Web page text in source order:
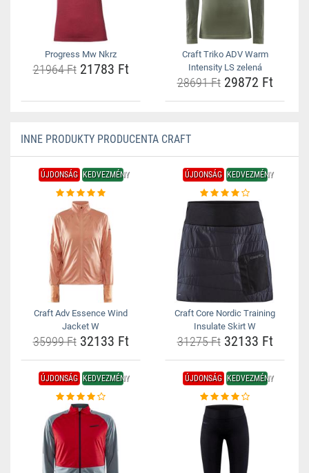
Progress Mw Nkrz
21964 Ft21783 Ft
Craft Triko ADV Warm
Intensity LS zelená
28691 Ft29872 Ft
INNE PRODUKTY PRODUCENTA CRAFT
ÚJDONSÁG KEDVEZMÉNY
Craft Adv Essence Wind
Jacket W
35999 Ft32133 Ft
ÚJDONSÁG KEDVEZMÉNY
Craft Core Nordic Training
Insulate Skirt W
31275 Ft32133 Ft
ÚJDONSÁG KEDVEZMÉNY ÚJDONSÁG KEDVEZMÉNY